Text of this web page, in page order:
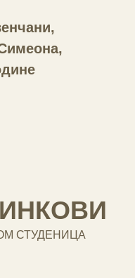
СТУДЕНИЦА